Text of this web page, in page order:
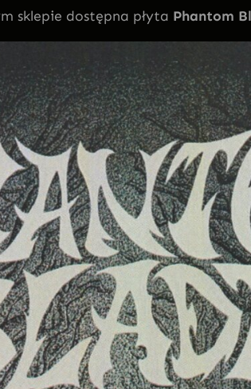
sklepie dostępna płyta Phantom